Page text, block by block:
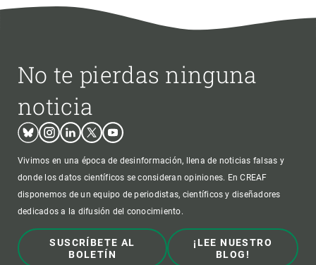
No te pierdas ninguna
noticia
BlueskyInstagram
LinkedinTwitterYoutube
Vivimos en una época de desinformación, llena de noticias falsas y
donde los datos científicos se consideran opiniones. En CREAF
disponemos de un equipo de periodistas, científicos y diseñadores
dedicados a la difusión del conocimiento.
SUSCRÍBETE AL
BOLETÍN
¡LEE NUESTRO
BLOG!